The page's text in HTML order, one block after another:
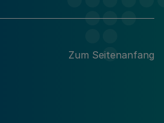
Zum Seitenanfang